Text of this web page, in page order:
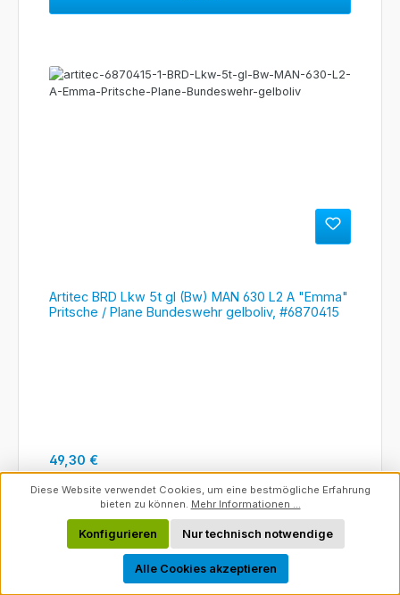
Artitec BRD Lkw 5t gl (Bw) MAN 630 L2 A "Emma"
Pritsche / Plane Bundeswehr gelboliv, #6870415
Regulärer Preis:
49,30 €
Details
Werkzeugleiste anzeigen
Diese Website verwendet Cookies, um eine bestmögliche Erfahrung
bieten zu können. Mehr Informationen ...
Nur technisch notwendige
Konfigurieren
Alle Cookies akzeptieren